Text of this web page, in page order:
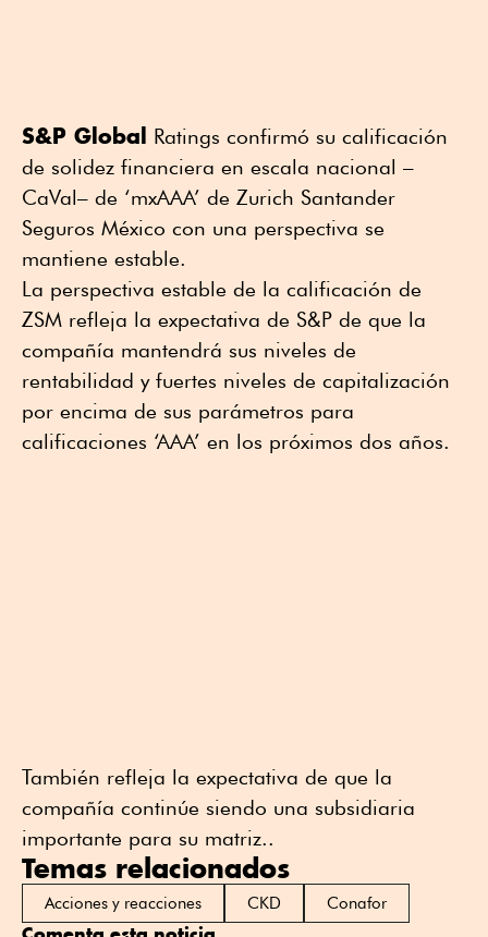
S&P Global Ratings confirmó su calificación
de solidez financiera en escala nacional –
CaVal– de ‘mxAAA’ de Zurich Santander
Seguros México con una perspectiva se
mantiene estable.
La perspectiva estable de la calificación de
ZSM refleja la expectativa de S&P de que la
compañía mantendrá sus niveles de
rentabilidad y fuertes niveles de capitalización
por encima de sus parámetros para
calificaciones ‘AAA’ en los próximos dos años.
También refleja la expectativa de que la
compañía continúe siendo una subsidiaria
importante para su matriz..
Temas relacionados
Acciones y reacciones CKD Conafor